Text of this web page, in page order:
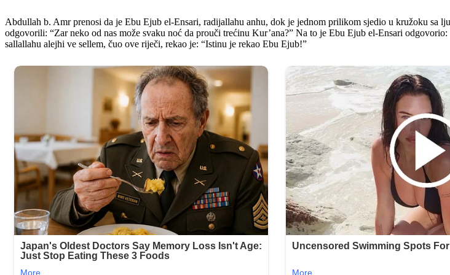
Abdullah b. Amr prenosi da je Ebu Ejub el-Ensari, radijallahu anhu, dok je jednom prilikom sjedio u kružoku sa
odgovorili: “Zar neko od nas može svaku noć da prouči trećinu Kur’ana?” Na to je Ebu Ejub el-Ensari
sallallahu alejhi ve sellem, čuo ove riječi, rekao je: “Istinu je rekao Ebu Ejub!”